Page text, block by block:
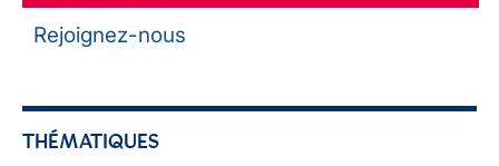
Rejoignez-nous
THÉMATIQUES